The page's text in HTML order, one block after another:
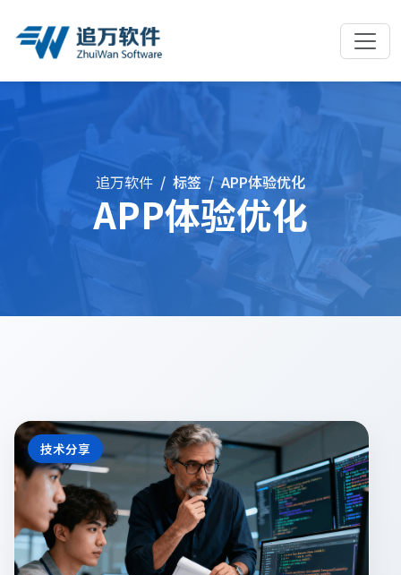
追万软件 标签 APP体验优化
APP体验优化
技术分享